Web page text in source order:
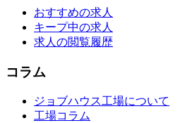
おすすめの求人
キープ中の求人
求人の閲覧履歴
コラム
ジョブハウス工場について
工場コラム